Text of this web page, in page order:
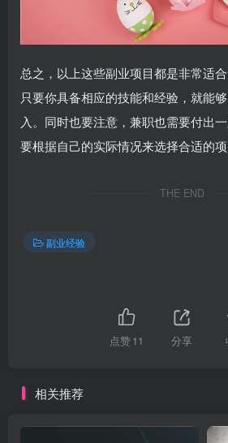
总之，以上这些副业项目都是非常适
只要你具备相应的技能和经验，就能
入。同时也要注意，兼职也需要付出
要根据自己的实际情况来选择合适的
THE END
副业经验
点赞11 分享
相关推荐